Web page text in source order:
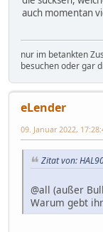
auch momentan
nur im betankten
besuchen oder gar
eLender
09. Januar 2022,
Zitat von:
@all (außer
Warum gebt